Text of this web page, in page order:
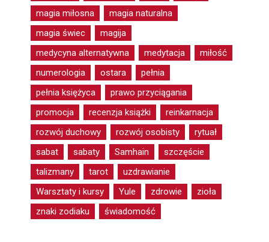
magia miłosna
magia naturalna
magia świec
magija
medycyna alternatywna
medytacja
miłość
numerologia
ostara
pełnia
pełnia księżyca
prawo przyciągania
promocja
recenzja książki
reinkarnacja
rozwój duchowy
rozwój osobisty
rytuał
sabat
sabaty Samhain
szczęście
talizmany
tarot
uzdrawianie
Warsztaty i kursy
Yule zdrowie
zioła
znaki zodiaku
świadomość